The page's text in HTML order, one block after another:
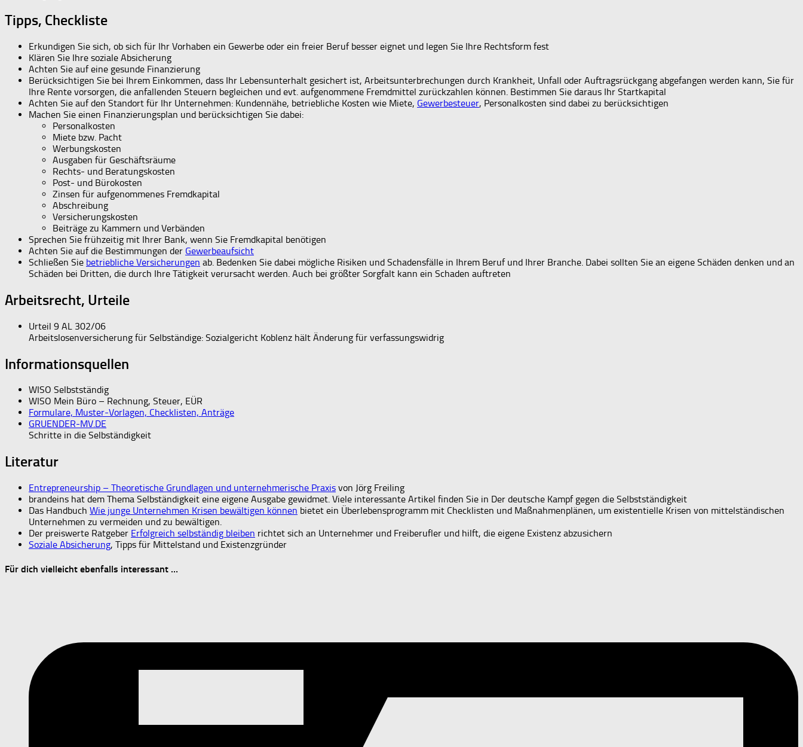
Tipps, Checkliste
Erkundigen Sie sich, ob sich für Ihr Vorhaben ein Gewerbe oder ein freier Beruf besser eignet und legen Sie Ihre Rechtsform fest
Klären Sie Ihre soziale Absicherung
Achten Sie auf eine gesunde Finanzierung
Berücksichtigen Sie bei Ihrem Einkommen, dass Ihr Lebensunterhalt gesichert ist, Arbeitsunterbrechungen durch Krankheit, Unfall oder Auftragsrückgang abgefangen werden kann, Sie für
Ihre Rente vorsorgen, die anfallenden Steuern begleichen und evt. aufgenommene Fremdmittel zurückzahlen können. Bestimmen Sie daraus Ihr Startkapital
Achten Sie auf den Standort für Ihr Unternehmen: Kundennähe, betriebliche Kosten wie Miete, Gewerbesteuer, Personalkosten sind dabei zu berücksichtigen
Machen Sie einen Finanzierungsplan und berücksichtigen Sie dabei:
Personalkosten
Miete bzw. Pacht
Werbungskosten
Ausgaben für Geschäftsräume
Rechts- und Beratungskosten
Post- und Bürokosten
Zinsen für aufgenommenes Fremdkapital
Abschreibung
Versicherungskosten
Beiträge zu Kammern und Verbänden
Sprechen Sie frühzeitig mit Ihrer Bank, wenn Sie Fremdkapital benötigen
Achten Sie auf die Bestimmungen der Gewerbeaufsicht
Schließen Sie betriebliche Versicherungen ab. Bedenken Sie dabei mögliche Risiken und Schadensfälle in Ihrem Beruf und Ihrer Branche. Dabei sollten Sie an eigene Schäden denken und an
Schäden bei Dritten, die durch Ihre Tätigkeit verursacht werden. Auch bei größter Sorgfalt kann ein Schaden auftreten
Arbeitsrecht, Urteile
Urteil 9 AL 302/06
Arbeitslosenversicherung für Selbständige: Sozialgericht Koblenz hält Änderung für verfassungswidrig
Informationsquellen
WISO Selbstständig
WISO Mein Büro – Rechnung, Steuer, EÜR
Formulare, Muster-Vorlagen, Checklisten, Anträge
GRUENDER-MV.DE
Schritte in die Selbständigkeit
Literatur
Entrepreneurship – Theoretische Grundlagen und unternehmerische Praxis von Jörg Freiling
brandeins hat dem Thema Selbständigkeit eine eigene Ausgabe gewidmet. Viele interessante Artikel finden Sie in Der deutsche Kampf gegen die Selbstständigkeit
Das Handbuch Wie junge Unternehmen Krisen bewältigen können bietet ein Überlebensprogramm mit Checklisten und Maßnahmenplänen, um existentielle Krisen von mittelständischen
Unternehmen zu vermeiden und zu bewältigen.
Der preiswerte Ratgeber Erfolgreich selbständig bleiben richtet sich an Unternehmer und Freiberufler und hilft, die eigene Existenz abzusichern
Soziale Absicherung, Tipps für Mittelstand und Existenzgründer
Für dich vielleicht ebenfalls interessant …